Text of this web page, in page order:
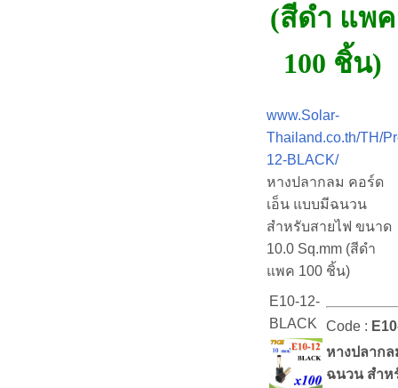
(สีดำ แพค
100 ชิ้น)
www.Solar-
Thailand.co.th/TH/
12-BLACK/
หางปลากลม คอร์ด
เอ็น แบบมีฉนวน
สำหรับสายไฟ ขนาด
10.0 Sq.mm (สีดำ
แพค 100 ชิ้น)
E10-12-
BLACK
Code :
หางปลาก
ฉนวน สำห